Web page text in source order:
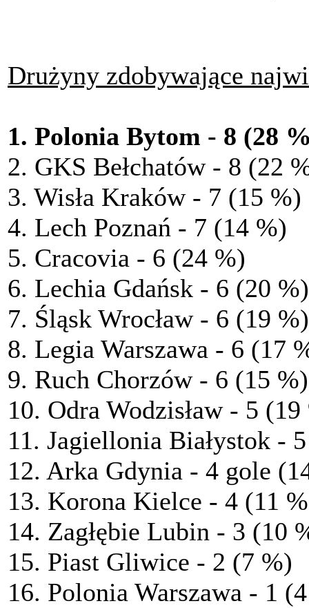
Drużyny zdobywające
1. Polonia Bytom - 8 (28
2. GKS Bełchatów - 8 (22
3. Wisła Kraków - 7 (15 %)
4. Lech Poznań - 7 (14 %)
5. Cracovia - 6 (24 %)
6. Lechia Gdańsk - 6 (20 %)
7. Śląsk Wrocław - 6 (19 %)
8. Legia Warszawa - 6 (17
9. Ruch Chorzów - 6 (15 %)
10. Odra Wodzisław - 5
11. Jagiellonia Białystok -
12. Arka Gdynia - 4 gole
13. Korona Kielce - 4 (11
14. Zagłębie Lubin - 3 (10
15. Piast Gliwice - 2 (7 %)
16. Polonia Warszawa - 1